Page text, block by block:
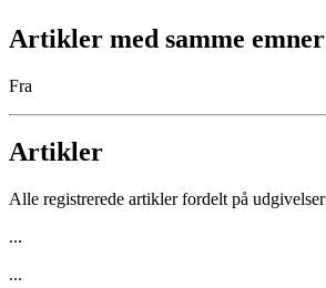
Artikler med samme emner
Fra
Artikler
Alle registrerede artikler fordelt på udgivelser
...
...